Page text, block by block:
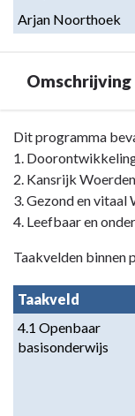
Arjan Noorthoek
Omschrijving
Terug
naar
navigatie
Programma
Onderwijs
Sport
Omschrijving
Dit programma
1.
2. Kansrijk Woerden
3. Gezond en vitaal
4. Leefbaar en
Taakvelden binnen
Taakveld
4.1 Openbaar
basisonderwijs